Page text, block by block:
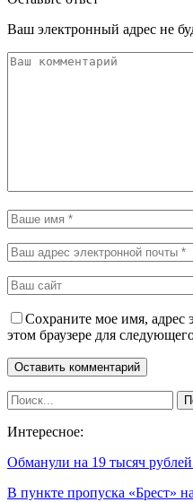
Ваш электронный адрес не
Сохраните мое имя, адрес
этом браузере для
Интересное:
Обманули на 19 тысяч
В пункте пропуска «Брест»